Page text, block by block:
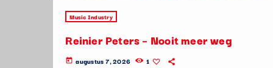
Music Industry
Reinier Peters – Nooit meer weg
today augustus 7, 2026 1